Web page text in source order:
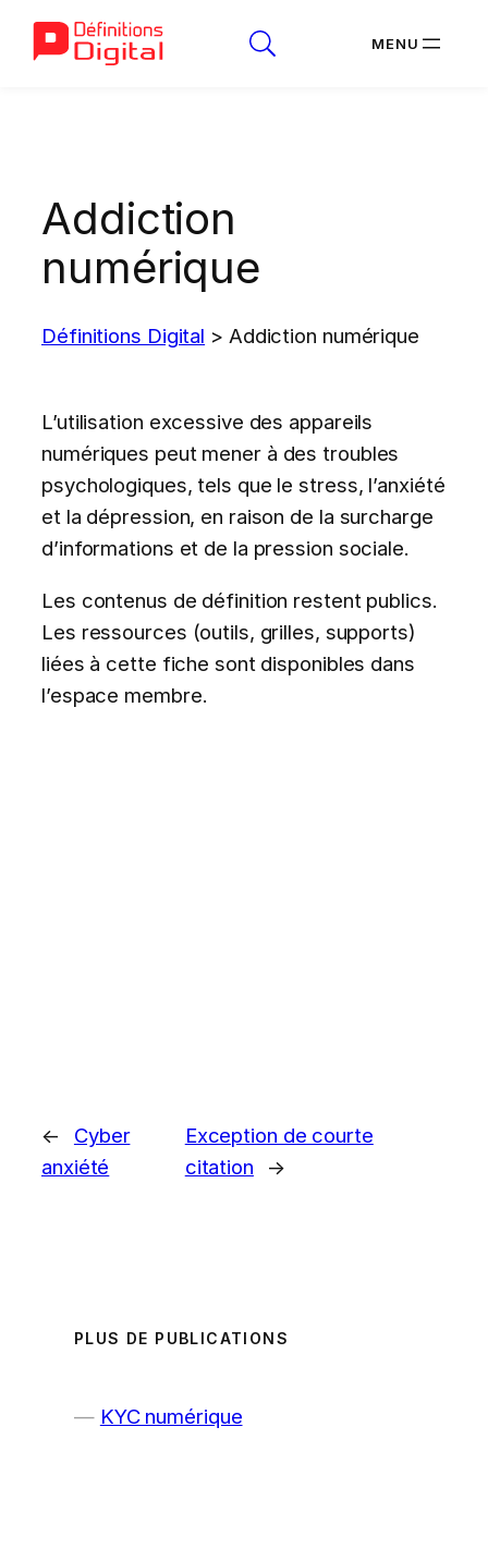
Addiction
numérique
Définitions Digital > Addiction numérique
L’utilisation excessive des appareils
numériques peut mener à des troubles
psychologiques, tels que le stress, l’anxiété
et la dépression, en raison de la surcharge
d’informations et de la pression sociale.
Les contenus de définition restent publics.
Les ressources (outils, grilles, supports)
liées à cette fiche sont disponibles dans
l’espace membre.
←
Cyber
anxiété
Exception de courte
citation
→
PLUS DE PUBLICATIONS
KYC numérique